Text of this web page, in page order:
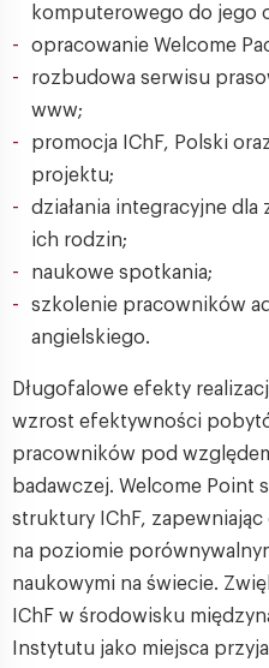
komputerowego do jego
opracowanie Welcome
rozbudowa serwisu
www;
promocja IChF, Polski
projektu;
działania integracyjne
ich rodzin;
naukowe spotkania;
szkolenie pracowników
angielskiego.
Długofalowe efekty
wzrost efektywności
pracowników pod
badawczej. Welcome Point
struktury IChF,
na poziomie
naukowymi na świecie.
IChF w środowisku
Instytutu jako miejsca